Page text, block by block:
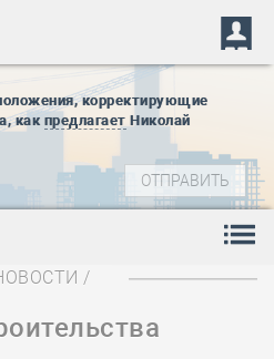
корректирующие
как предлагает Николай
/